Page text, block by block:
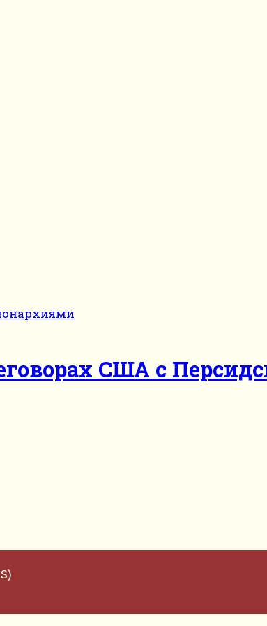
США с